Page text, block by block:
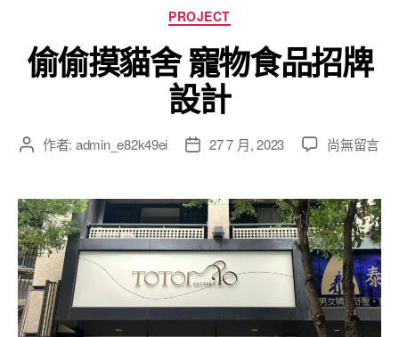
PROJECT
偷偷摸貓舍 寵物食品招牌
設計
作者: admin_e82k49ei 27 7 月, 2023 尚無留言